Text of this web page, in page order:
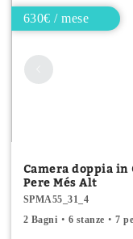
630€ / mese
Camera doppia in
Pere Més Alt
SPMA55_31_4
2 Bagni
6 stanze 7